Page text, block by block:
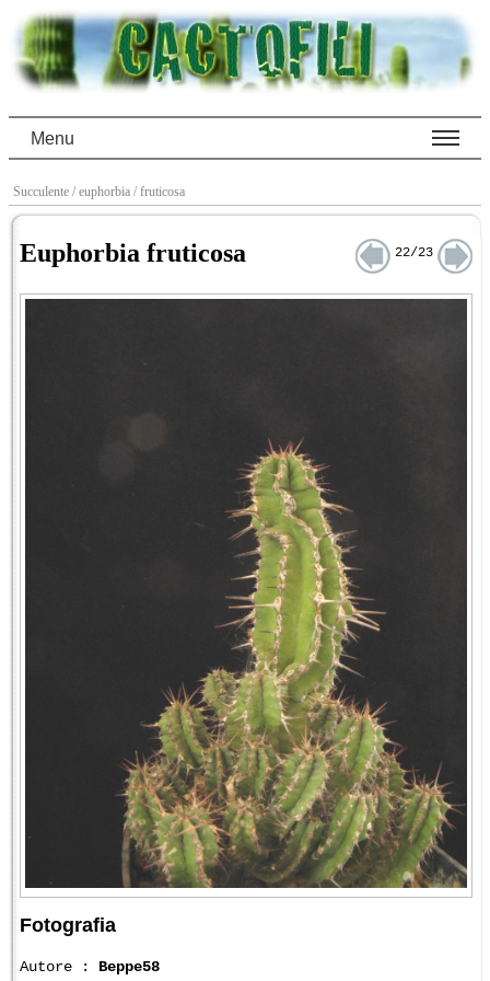
Menu
Succulente / euphorbia / fruticosa
Euphorbia fruticosa 22/23
Fotografia
Autore : Beppe58